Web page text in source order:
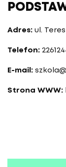
Adres: ul.
Telefon:
E-mail:
Strona WWW: